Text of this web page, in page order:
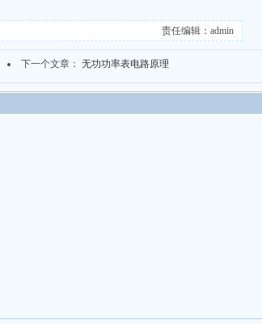
责任编辑：admin
下一个文章： 无功功率表电路原理